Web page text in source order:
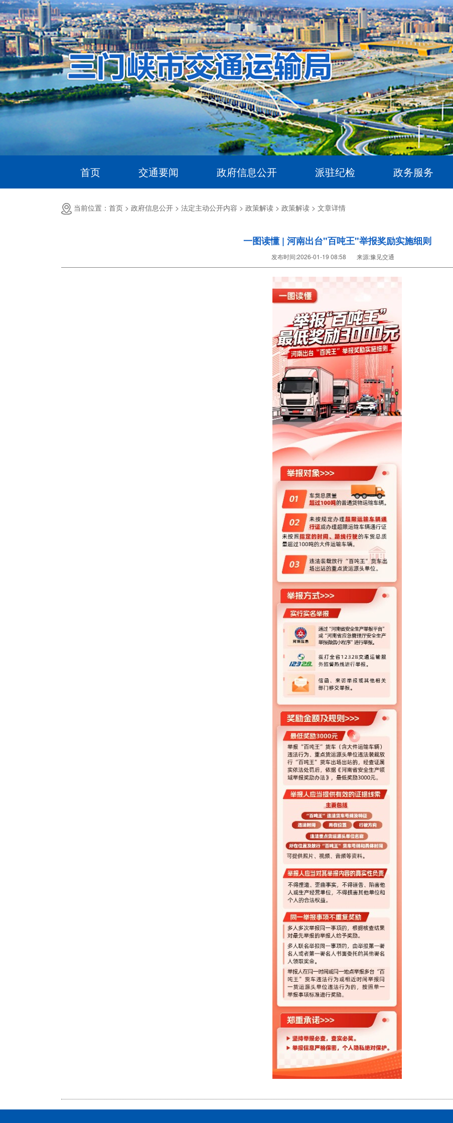
首页 交通要闻 政府信息公开 派驻纪检 政务服务
当前位置：首页 > 政府信息公开 > 法定主动公开内容 > 政策解读 > 政策解读 > 文章详情
一图读懂 | 河南出台"百吨王"举报奖励实施细则
发布时间:2026-01-19 08:58 来源:豫见交通